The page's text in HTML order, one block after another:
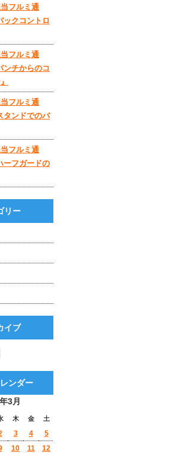
当フルミ通
ックコントロ
当フルミ通
ンチからのコ
当フルミ通
タンドでのバ
当フルミ通
ーフガードの
リー
イブ
ンダー
3月
木 金 土
3 4
5
10 11
12